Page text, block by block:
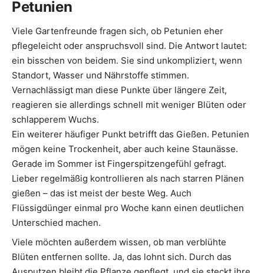
Petunien
Viele Gartenfreunde fragen sich, ob Petunien eher
pflegeleicht oder anspruchsvoll sind. Die Antwort lautet:
ein bisschen von beidem. Sie sind unkompliziert, wenn
Standort, Wasser und Nährstoffe stimmen.
Vernachlässigt man diese Punkte über längere Zeit,
reagieren sie allerdings schnell mit weniger Blüten oder
schlapperem Wuchs.
Ein weiterer häufiger Punkt betrifft das Gießen. Petunien
mögen keine Trockenheit, aber auch keine Staunässe.
Gerade im Sommer ist Fingerspitzengefühl gefragt.
Lieber regelmäßig kontrollieren als nach starren Plänen
gießen – das ist meist der beste Weg. Auch
Flüssigdünger einmal pro Woche kann einen deutlichen
Unterschied machen.
Viele möchten außerdem wissen, ob man verblühte
Blüten entfernen sollte. Ja, das lohnt sich. Durch das